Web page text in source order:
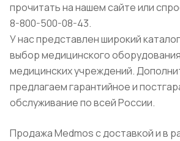
прочитать на нашем сайте или
8-800-500-08-43.
У нас представлен широкий
выбор медицинского
медицинских учреждений.
предлагаем гарантийное и
обслуживание по всей России.
Продажа Medmos с доставкой и в